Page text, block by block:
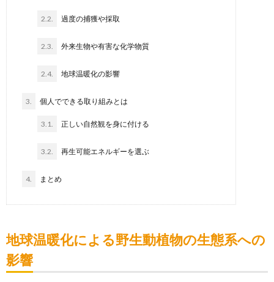
2.2. 過度の捕獲や採取
2.3. 外来生物や有害な化学物質
2.4. 地球温暖化の影響
3. 個人でできる取り組みとは
3.1. 正しい自然観を身に付ける
3.2. 再生可能エネルギーを選ぶ
4. まとめ
地球温暖化による野生動植物の生態系への
影響